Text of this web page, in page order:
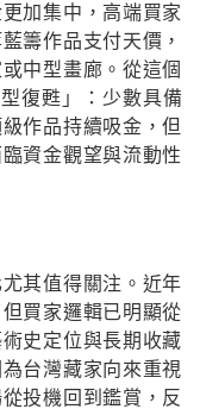
加集中，高端買家
籌作品支付天價，
中型畫廊。從這個
復甦」：少數具備
作品持續吸金，但
資金觀望與流動性
其值得關注。近年
買家邏輯已明顯從
史定位與長期收藏
台灣藏家向來重視
投機回到鑑賞，反